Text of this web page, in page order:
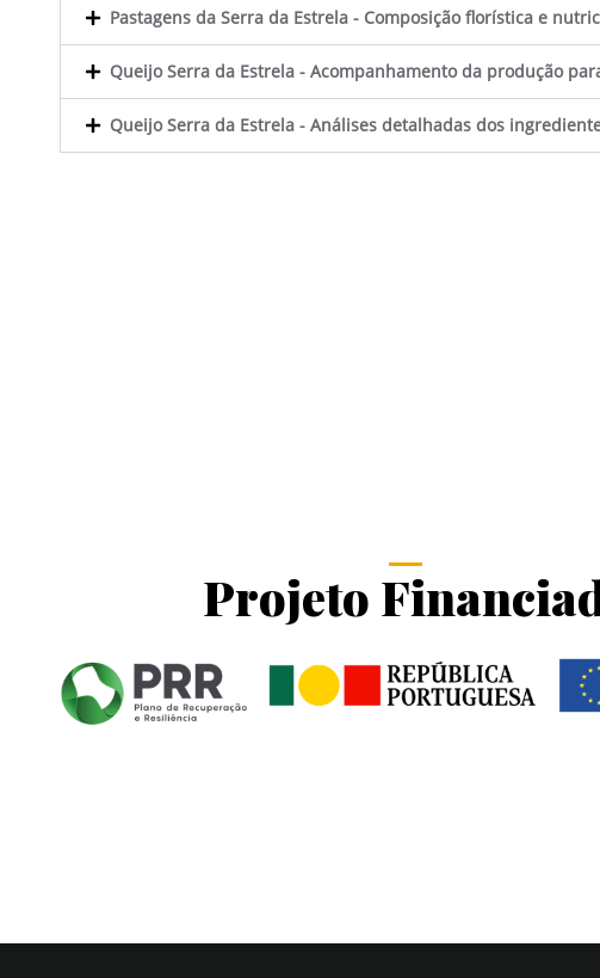
Pastagens da Serra da Estrela - Composição florística e
Queijo Serra da Estrela - Acompanhamento da produção
Queijo Serra da Estrela - Análises detalhadas dos
Projeto